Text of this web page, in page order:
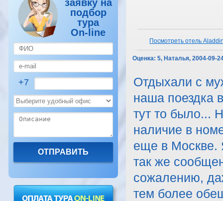
заявку на
подбор
тура
On-line
+7
Посмотреть отель
Оценка: 5, Наталья, 2004-09-
Отдыхали с
наша поездка
тут то было...
наличие в
еще в Москве.
так же
сожалению,
тем более